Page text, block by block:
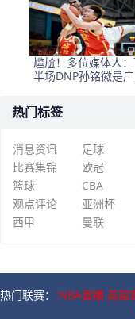
尴尬！多位媒体人
半场DNP孙铭徽是广
热门标签
消息资讯 足球
比赛集锦
欧冠
篮球
CBA
观点评论
亚洲杯
西甲
曼联
热门联赛： NBA直播 英超